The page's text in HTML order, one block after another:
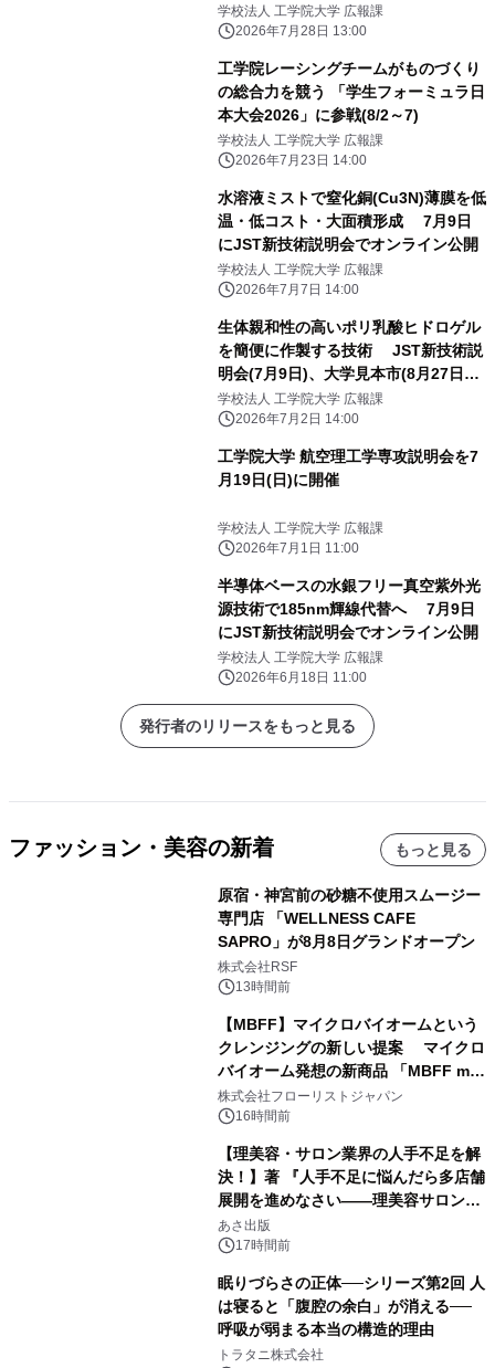
学校法人 工学院大学 広報課
2026年7月28日 13:00
工学院レーシングチームがものづくり
の総合力を競う 「学生フォーミュラ日
本大会2026」に参戦(8/2～7)
学校法人 工学院大学 広報課
2026年7月23日 14:00
水溶液ミストで窒化銅(Cu3N)薄膜を低
温・低コスト・大面積形成 7月9日
にJST新技術説明会でオンライン公開
学校法人 工学院大学 広報課
2026年7月7日 14:00
生体親和性の高いポリ乳酸ヒドロゲル
を簡便に作製する技術 JST新技術説
明会(7月9日)、大学見本市(8月27日・
28日)で公開
学校法人 工学院大学 広報課
2026年7月2日 14:00
工学院大学 航空理工学専攻説明会を7
月19日(日)に開催
学校法人 工学院大学 広報課
2026年7月1日 11:00
半導体ベースの水銀フリー真空紫外光
源技術で185nm輝線代替へ 7月9日
にJST新技術説明会でオンライン公開
学校法人 工学院大学 広報課
2026年6月18日 11:00
発行者のリリースをもっと見る
ファッション・美容の新着 もっと見る
原宿・神宮前の砂糖不使用スムージー
専門店 「WELLNESS CAFE
SAPRO」が8月8日グランドオープン
株式会社RSF
13時間前
【MBFF】マイクロバイオームという
クレンジングの新しい提案 マイクロ
バイオーム発想の新商品 「MBFF mb
クレンジングPRO」を2026年8月6日
発売
株式会社フローリストジャパン
16時間前
【理美容・サロン業界の人手不足を解
決！】著 『人手不足に悩んだら多店舗
展開を進めなさい――理美容サロン
「多店舗展開」の教科書』2026年8月
24日（月）発売
あさ出版
17時間前
眠りづらさの正体──シリーズ第2回 人
は寝ると「腹腔の余白」が消える──
呼吸が弱まる本当の構造的理由
トラタニ株式会社